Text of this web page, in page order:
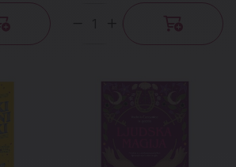
Količina